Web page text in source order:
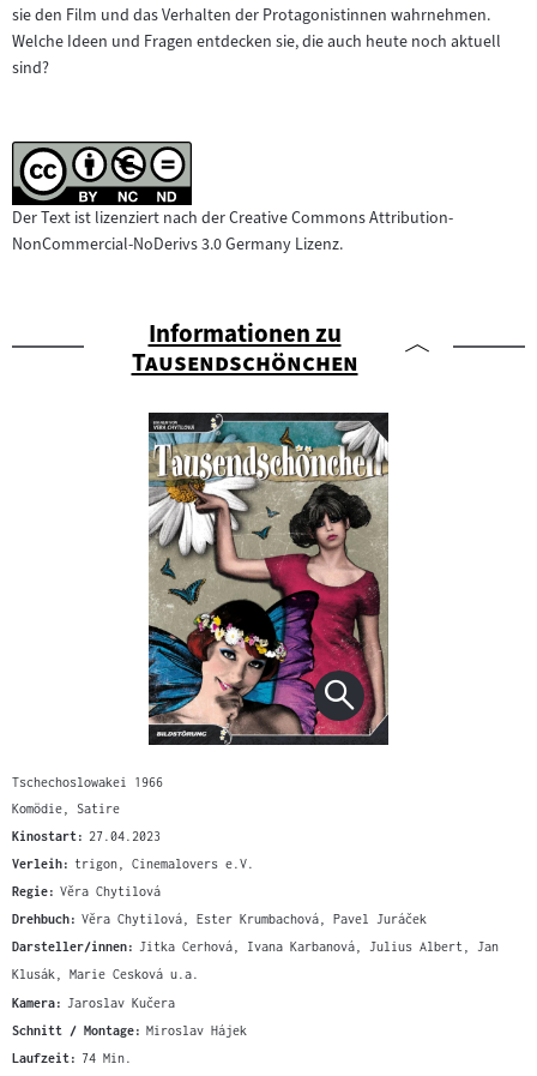
sie den Film und das Verhalten der Protagonistinnen wahrnehmen.
Welche Ideen und Fragen entdecken sie, die auch heute noch aktuell
sind?
Der Text ist lizenziert nach der Creative Commons Attribution-
NonCommercial-NoDerivs 3.0 Germany Lizenz.
Informationen zu
"
Tausendschönchen
Tschechoslowakei 1966
Komödie, Satire
Kinostart: 27.04.2023
Verleih: trigon, Cinemalovers e.V.
Regie: Věra Chytilová
Drehbuch: Věra Chytilová, Ester Krumbachová, Pavel Juráček
Darsteller/innen: Jitka Cerhová, Ivana Karbanová, Julius Albert, Jan
Klusák, Marie Cesková u.a.
Kamera: Jaroslav Kučera
Schnitt / Montage: Miroslav Hájek
Laufzeit: 74 Min.